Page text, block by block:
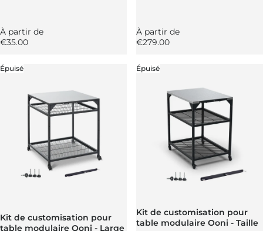
Prix régulier
À partir de
€35.00
Prix régulier
À partir de
€279.00
Épuisé
Kit de customisation pour
table modulaire Ooni - Large
Épuisé
Kit de customisation pour
table modulaire Ooni - Taille